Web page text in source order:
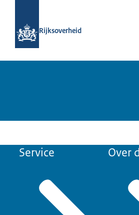
Rijksoverheid
Service Over